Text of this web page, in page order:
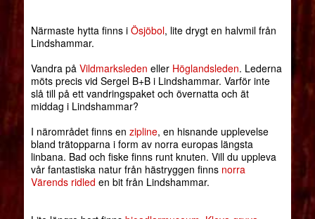
Närmaste hytta finns i Ösjöbol, lite drygt en halvmil från
Lindshammar.
Vandra på Vildmarksleden eller Höglandsleden. Lederna
möts precis vid Sergel B+B i Lindshammar. Varför inte
slå till på ett vandringspaket och övernatta och ät
middag i Lindshammar?
I närområdet finns en zipline, en hisnande upplevelse
bland trätopparna i form av norra europas längsta
linbana. Bad och fiske finns runt knuten. Vill du uppleva
vår fantastiska natur från hästryggen finns norra
Värends ridled en bit från Lindshammar.